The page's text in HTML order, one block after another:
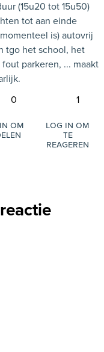
(15u20 tot 15u50)
tot aan einde
is) autovrij
tgo het school, het
parkeren, ... maakt
0
om
1
Log in om
te
reageren